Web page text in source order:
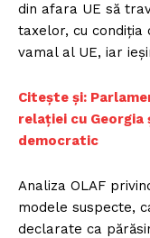
din afara UE să
taxelor, cu condiția
vamal al UE, iar
Citește și:
relației cu
democratic
Analiza OLAF
modele suspecte,
declarate ca